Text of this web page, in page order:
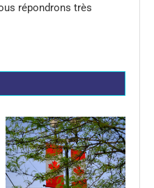
répondrons très